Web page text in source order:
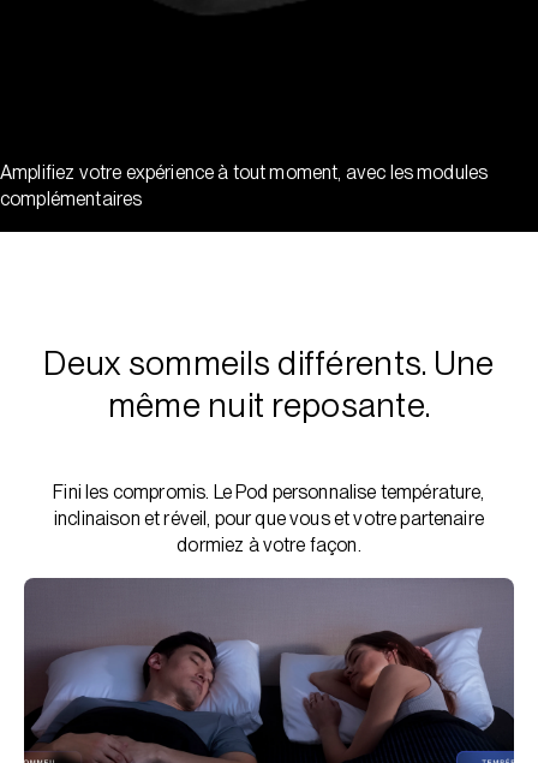
Amplifiez votre expérience à tout moment, avec les modules
complémentaires
Deux sommeils différents. Une
même nuit reposante.
Fini les compromis. Le Pod personnalise température,
inclinaison et réveil, pour que vous et votre partenaire
dormiez à votre façon.